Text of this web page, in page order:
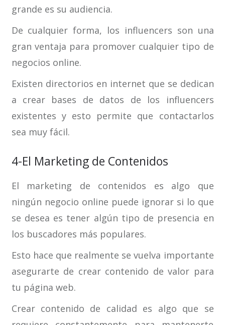
grande es su audiencia.
De cualquier forma, los influencers son una
gran ventaja para promover cualquier tipo de
negocios online.
Existen directorios en internet que se dedican
a crear bases de datos de los influencers
existentes y esto permite que contactarlos
sea muy fácil.
4-El Marketing de Contenidos
El marketing de contenidos es algo que
ningún negocio online puede ignorar si lo que
se desea es tener algún tipo de presencia en
los buscadores más populares.
Esto hace que realmente se vuelva importante
asegurarte de crear contenido de valor para
tu página web.
Crear contenido de calidad es algo que se